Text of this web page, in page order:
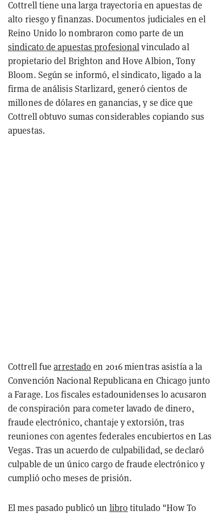
Cottrell tiene una larga trayectoria en apuestas de
alto riesgo y finanzas. Documentos judiciales en el
Reino Unido lo nombraron como parte de un
sindicato de apuestas profesionalvinculado al
propietario del Brighton and Hove Albion, Tony
Bloom. Según se informó, el sindicato, ligado a la
firma de análisis Starlizard, generó cientos de
millones de dólares en ganancias, y se dice que
Cottrell obtuvo sumas considerables copiando sus
apuestas.
Cottrell fuearrestado en 2016 mientras asistía a la
Convención Nacional Republicana en Chicago junto
a Farage. Los fiscales estadounidenses lo acusaron
de conspiración para cometer lavado de dinero,
fraude electrónico, chantaje y extorsión, tras
reuniones con agentes federales encubiertos en Las
Vegas. Tras un acuerdo de culpabilidad, se declaró
culpable de un único cargo de fraude electrónico y
cumplió ocho meses de prisión.
El mes pasado publicó un libro titulado "How To